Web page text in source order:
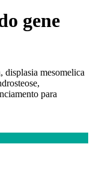
gene
displasia mesomelica
para